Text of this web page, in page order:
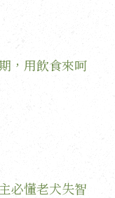
，用飲食來呵
必懂老犬失智